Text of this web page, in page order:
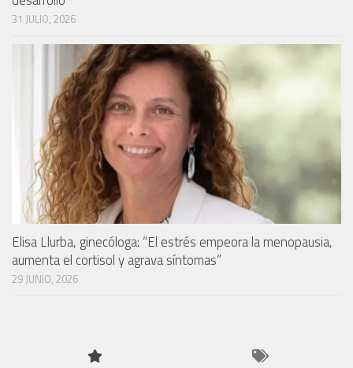
31 JULIO, 2026
Elisa Llurba, ginecóloga: “El estrés empeora la menopausia,
aumenta el cortisol y agrava síntomas”
29 JUNIO, 2026